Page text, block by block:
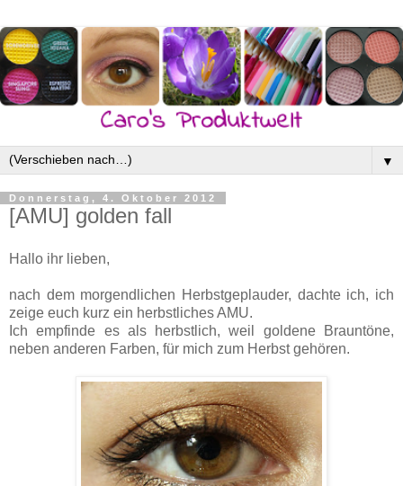
▼
Donnerstag, 4. Oktober 2012
[AMU] golden fall
Hallo ihr lieben,
nach dem morgendlichen Herbstgeplauder, dachte ich, ich
zeige euch kurz ein herbstliches AMU.
Ich empfinde es als herbstlich, weil goldene Brauntöne,
neben anderen Farben, für mich zum Herbst gehören.